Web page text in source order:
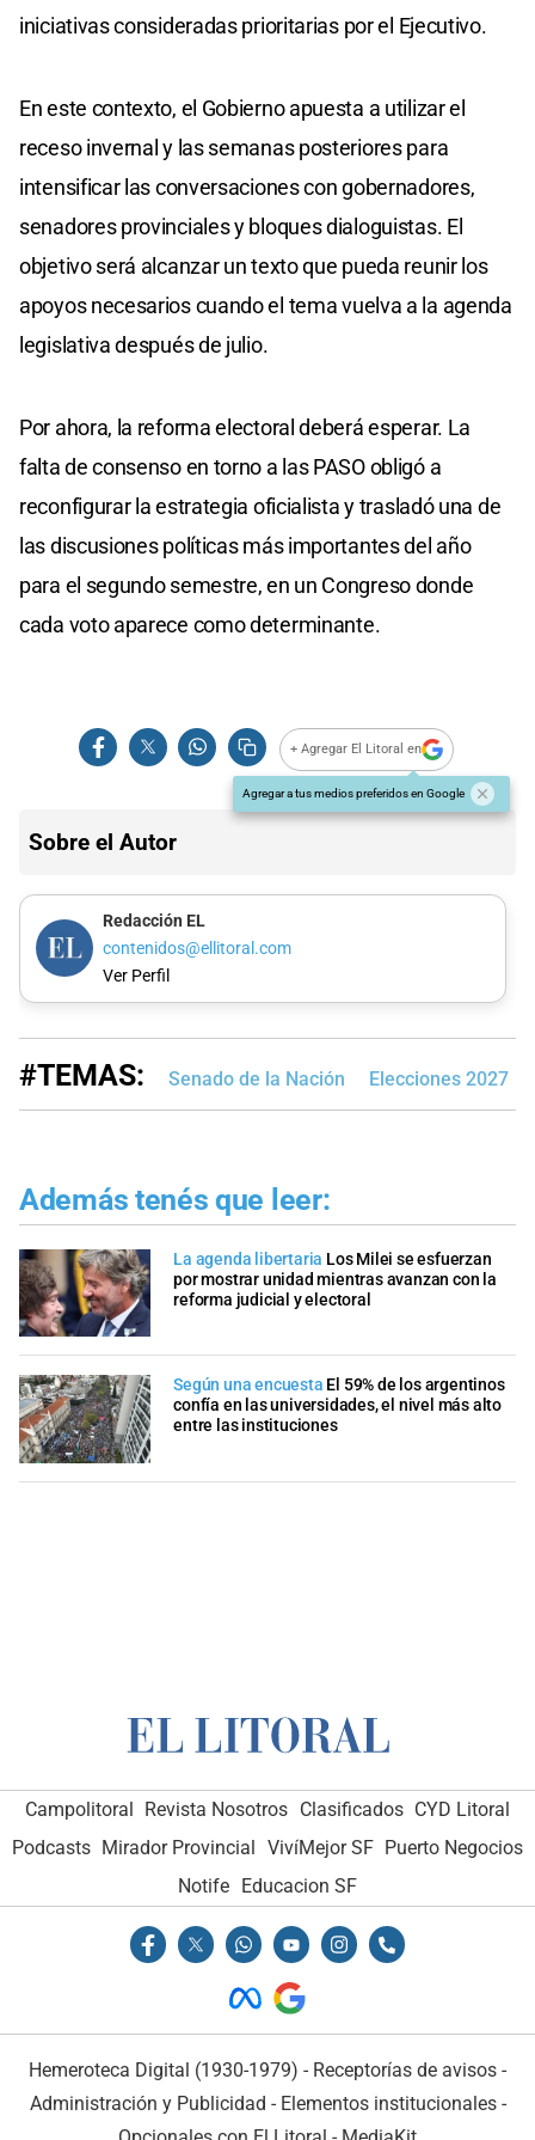
iniciativas consideradas prioritarias por el Ejecutivo.
En este contexto, el Gobierno apuesta a utilizar el
receso invernal y las semanas posteriores para
intensificar las conversaciones con gobernadores,
senadores provinciales y bloques dialoguistas. El
objetivo será alcanzar un texto que pueda reunir los
apoyos necesarios cuando el tema vuelva a la agenda
legislativa después de julio.
Por ahora, la reforma electoral deberá esperar. La
falta de consenso en torno a las PASO obligó a
reconfigurar la estrategia oficialista y trasladó una de
las discusiones políticas más importantes del año
para el segundo semestre, en un Congreso donde
cada voto aparece como determinante.
+ Agregar El Litoral en
Agregar a tus medios preferidos en Google
Sobre el Autor
Redacción EL
contenidos@ellitoral.com
Ver Perfil
#TEMAS: Senado de la Nación Elecciones 2027
Además tenés que leer:
La agenda libertaria Los Milei se esfuerzan
por mostrar unidad mientras avanzan con la
reforma judicial y electoral
Según una encuesta El 59% de los argentinos
confía en las universidades, el nivel más alto
entre las instituciones
Campolitoral Revista Nosotros Clasificados CYD Litoral
Podcasts Mirador Provincial VivíMejor SF Puerto Negocios
Notife
Educacion SF
Hemeroteca Digital (1930-1979) - Receptorías de avisos -
Administración y Publicidad - Elementos institucionales-